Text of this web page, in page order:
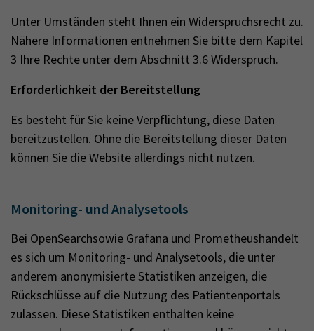
Unter Umständen steht Ihnen ein Widerspruchsrecht zu.
Nähere Informationen entnehmen Sie bitte dem Kapitel
3 Ihre Rechte unter dem Abschnitt 3.6 Widerspruch.
Erforderlichkeit der Bereitstellung
Es besteht für Sie keine Verpflichtung, diese Daten
bereitzustellen. Ohne die Bereitstellung dieser Daten
können Sie die Website allerdings nicht nutzen.
Monitoring- und Analysetools
Bei OpenSearchsowie Grafana und Prometheushandelt
es sich um Monitoring- und Analysetools, die unter
anderem anonymisierte Statistiken anzeigen, die
Rückschlüsse auf die Nutzung des Patientenportals
zulassen. Diese Statistiken enthalten keine